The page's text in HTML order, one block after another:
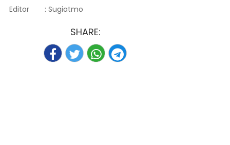
Editor : Sugiatmo
SHARE: